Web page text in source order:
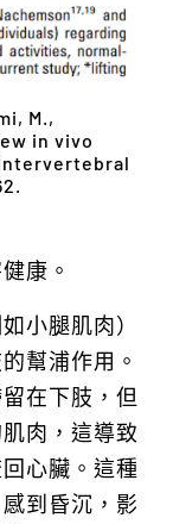
M.,
in vivo
康。
小腿肌肉）
幫浦作用。
在下肢，但
肉，這導致
心臟。這種
到昏沉，影